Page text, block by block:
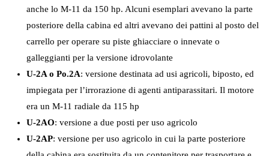
anche lo M-11 da 150 hp. Alcuni esemplari avevano la parte
posteriore della cabina ed altri avevano dei pattini al posto del
carrello per operare su piste ghiacciare o innevate o
galleggianti per la versione idrovolante
U-2A o Po.2A: versione destinata ad usi agricoli, biposto, ed
impiegata per l’irrorazione di agenti antiparassitari. Il motore
era un M-11 radiale da 115 hp
U-2AO: versione a due posti per uso agricolo
U-2AP: versione per uso agricolo in cui la parte posteriore